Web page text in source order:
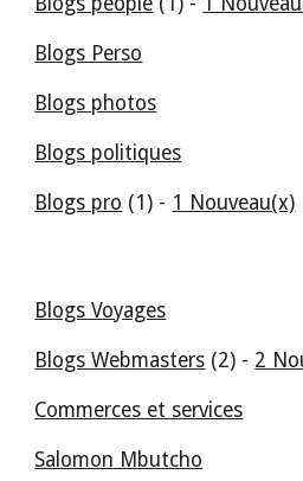
Blogs Perso
Blogs photos
Blogs politiques
Blogs pro (1) - 1 Nouveau(x)
Blogs Voyages
Blogs Webmasters (2) - 2
Commerces et services
Salomon Mbutcho